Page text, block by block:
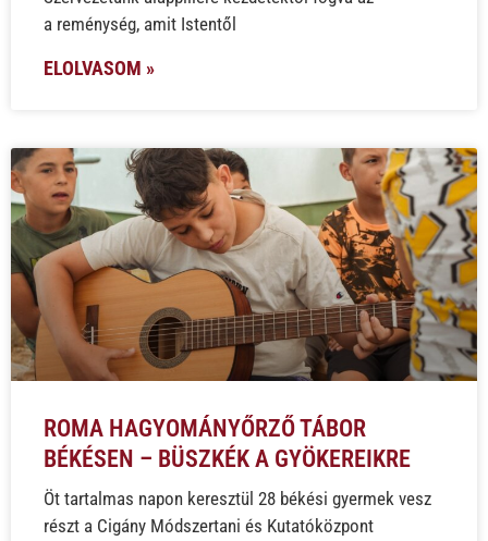
a reménység, amit Istentől
ELOLVASOM »
ROMA HAGYOMÁNYŐRZŐ TÁBOR
BÉKÉSEN – BÜSZKÉK A GYÖKEREIKRE
Öt tartalmas napon keresztül 28 békési gyermek vesz
részt a Cigány Módszertani és Kutatóközpont